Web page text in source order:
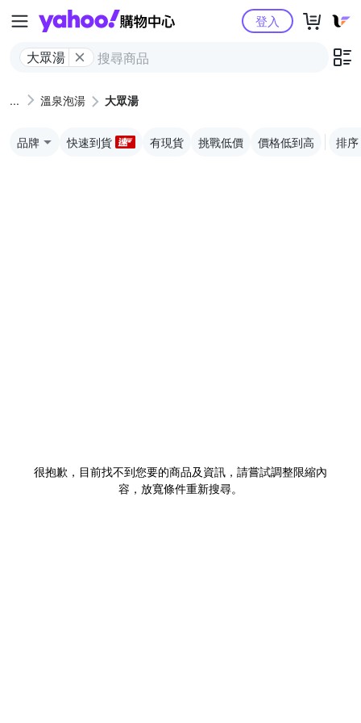
Yahoo購物中心
大眾湯
登入
溫泉泡湯 大眾湯
品牌 快速到貨 有現貨 挑戰低價 價格低到高 排序
很抱歉，目前找不到您要的商品及資訊，請嘗試調整限縮內
容，放寬條件重新搜尋。